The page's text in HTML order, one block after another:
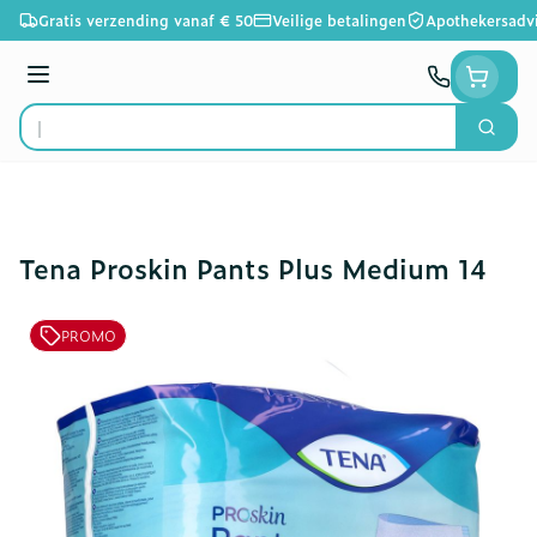
Ga naar de inhoud
Gratis verzending vanaf € 50 Veilige betalingen
Menu
Product, merk, categorie...
Zoek
Tena Proskin Pants Plus Medium 14
PROMO